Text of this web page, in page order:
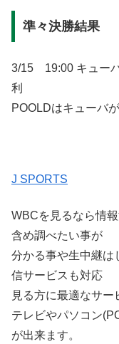
準々決勝結果
3/15 19:00 キュー
利
POOLDはキューバ
J SPORTS
WBCを見るなら情
含め調べたい事が
分かる事や生中継は
信サービスも対応
見る方に最適なサー
テレビやパソコン
が出来ます。